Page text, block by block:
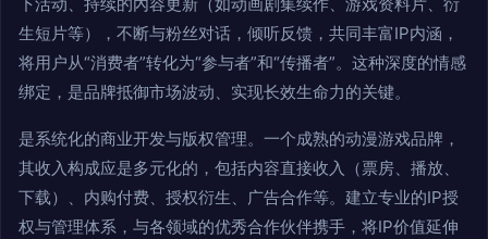
生短片等），不断与粉丝对话，倾听反馈，共同丰富IP内涵，
将用户从“消费者”转化为“参与者”和“传播者”。这种深度的情感
绑定，是品牌抵御市场波动、实现长效生命力的关键。
是系统化的商业开发与版权管理。一个成熟的动漫游戏品牌，
其收入构成应是多元化的，包括内容直接收入（票房、播放、
下载）、内购付费、授权衍生、广告合作等。建立专业的IP授
权与管理体系，与各领域的优秀合作伙伴携手，将IP价值延伸